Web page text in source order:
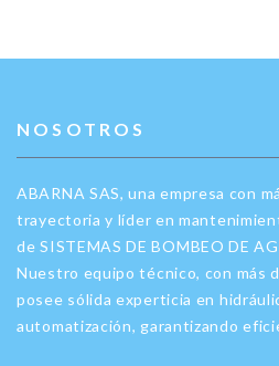
NOSOTROS
ABARNA SAS, una empresa con
trayectoria y líder en
de SISTEMAS DE BOMBEO DE
Nuestro equipo técnico, con más
posee sólida experticia en
automatización, garantizando